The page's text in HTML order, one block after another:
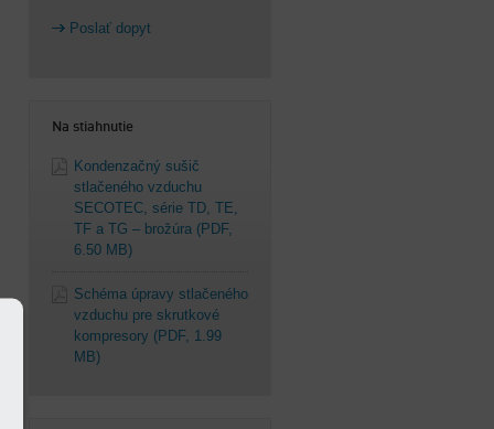
Poslať dopyt
Na stiahnutie
Kondenzačný sušič
stlačeného vzduchu
SECOTEC, série TD, TE,
TF a TG – brožúra (PDF,
6.50 MB)
Schéma úpravy stlačeného
vzduchu pre skrutkové
kompresory (PDF, 1.99
MB)